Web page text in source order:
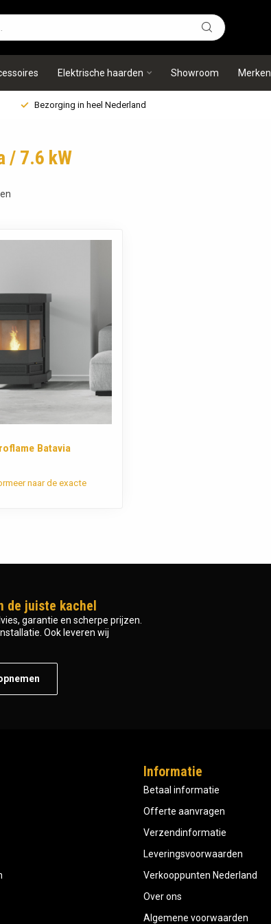
Elektrische haarden Showroom Merken
Bezorging in heel Nederland
/ 7.6 kW
Batavia
naar de exacte
de juiste kachel
garantie en scherpe prijzen.
Ook leveren wij
Informatie
Betaal informatie
Offerte aanvragen
Verzendinformatie
Leveringsvoorwaarden
Verkooppunten Nederland
Over ons
Algemene voorwaarden